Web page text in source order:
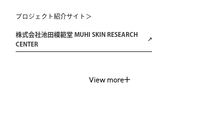
プロジェクト紹介サイト＞
株式会社池田模範堂 MUHI SKIN RESEARCH
CENTER
View more